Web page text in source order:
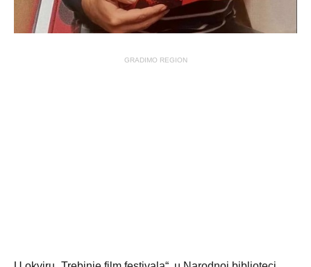
GRADIMO REGION